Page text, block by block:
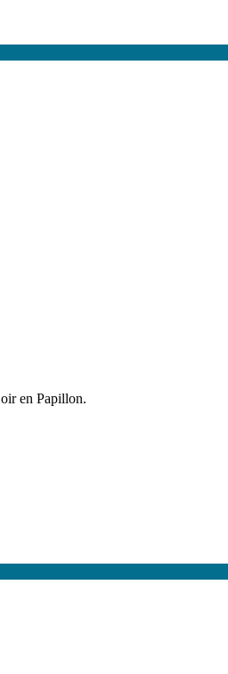
en Papillon.